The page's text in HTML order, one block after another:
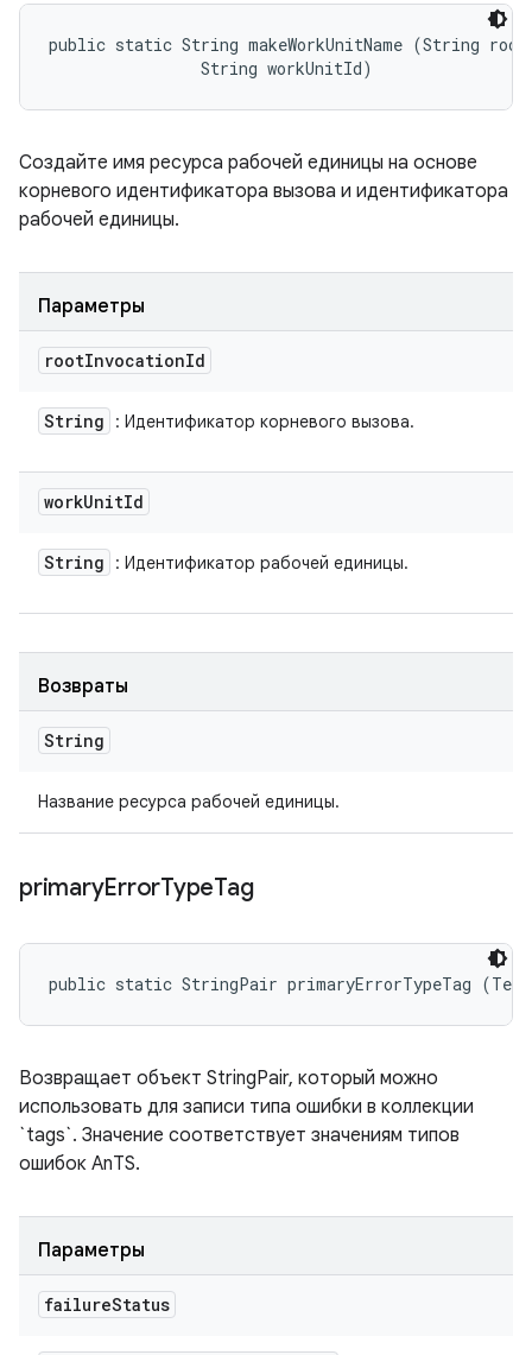
public static String makeWorkUnitName (String
                String workUnitId)
Создайте имя ресурса рабочей единицы на основе
корневого идентификатора вызова и идентификатора
рабочей единицы.
Параметры
rootInvocationId
String : Идентификатор корневого вызова.
workUnitId
String : Идентификатор рабочей единицы.
Возвраты
String
Название ресурса рабочей единицы.
primaryErrorTypeTag
public static StringPair primaryErrorTypeTag
Возвращает объект StringPair, который можно
использовать для записи типа ошибки в коллекции
`tags`. Значение соответствует значениям типов
ошибок AnTS.
Параметры
failureStatus